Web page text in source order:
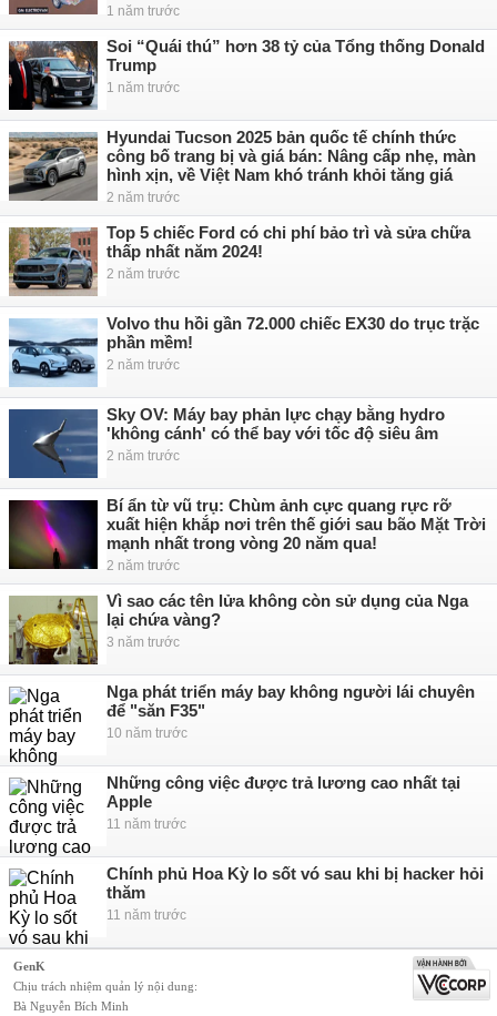
1 năm trước
Soi “Quái thú” hơn 38 tỷ của Tổng thống Donald
Trump
1 năm trước
Hyundai Tucson 2025 bản quốc tế chính thức
công bố trang bị và giá bán: Nâng cấp nhẹ, màn
hình xịn, về Việt Nam khó tránh khỏi tăng giá
2 năm trước
Top 5 chiếc Ford có chi phí bảo trì và sửa chữa
thấp nhất năm 2024!
2 năm trước
Volvo thu hồi gần 72.000 chiếc EX30 do trục trặc
phần mềm!
2 năm trước
Sky OV: Máy bay phản lực chạy bằng hydro
'không cánh' có thể bay với tốc độ siêu âm
2 năm trước
Bí ẩn từ vũ trụ: Chùm ảnh cực quang rực rỡ
xuất hiện khắp nơi trên thế giới sau bão Mặt Trời
mạnh nhất trong vòng 20 năm qua!
2 năm trước
Vì sao các tên lửa không còn sử dụng của Nga
lại chứa vàng?
3 năm trước
Nga phát triển máy bay không người lái chuyên
để "săn F35"
10 năm trước
Những công việc được trả lương cao nhất tại
Apple
11 năm trước
Chính phủ Hoa Kỳ lo sốt vó sau khi bị hacker hỏi
thăm
11 năm trước
GenK
Chịu trách nhiệm quản lý nội dung:
Bà Nguyễn Bích Minh